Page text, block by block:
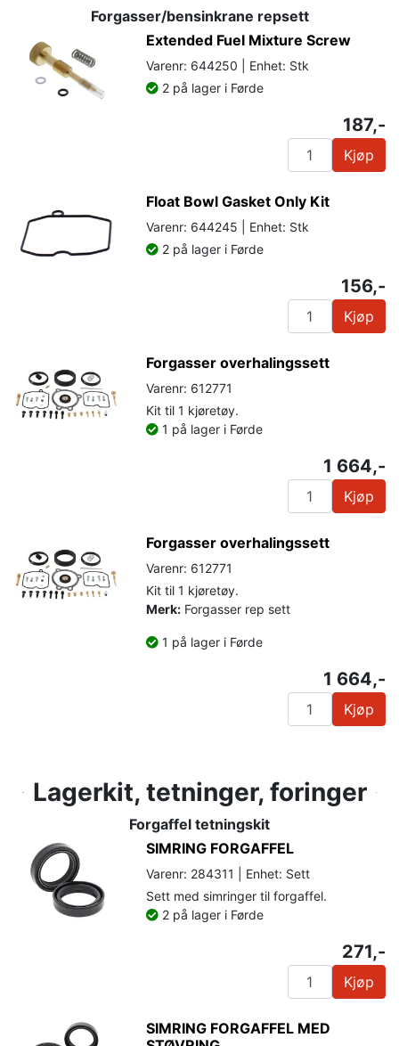
Forgasser/bensinkrane repsett
Extended Fuel Mixture Screw
Varenr: 644250 | Enhet: Stk
2 på lager i Førde
187,-
Kjøp
Float Bowl Gasket Only Kit
Varenr: 644245 | Enhet: Stk
2 på lager i Førde
156,-
Kjøp
Forgasser overhalingssett
Varenr: 612771
Kit til 1 kjøretøy.
1 på lager i Førde
1 664,-
Kjøp
Forgasser overhalingssett
Varenr: 612771
Kit til 1 kjøretøy.
Merk: Forgasser rep sett
1 på lager i Førde
1 664,-
Kjøp
Lagerkit, tetninger, foringer
Forgaffel tetningskit
SIMRING FORGAFFEL
Varenr: 284311 | Enhet: Sett
Sett med simringer til forgaffel.
2 på lager i Førde
271,-
Kjøp
SIMRING FORGAFFEL MED